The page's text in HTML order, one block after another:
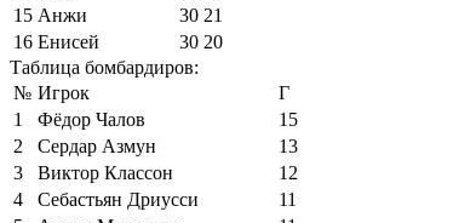
15 Анжи 30 21
16 Енисей 30 20
Таблица бомбардиров:
№ Игрок
Г
1
Фёдор Чалов
15
2
Сердар Азмун
13
3
Виктор Классон
12
4
Себастьян Дриусси
11